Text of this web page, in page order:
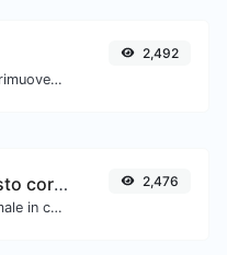
Minimizza il tuo CSS rimuovendo tutti i caratteri non necessari.
2,492
Generatore di testo corsivo
Converti il testo normale in carattere corsivo.
2,476